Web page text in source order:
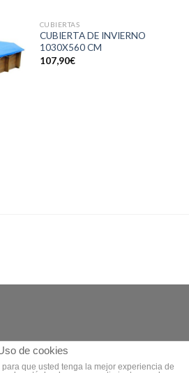
CUBIERTAS
CUBIERTA DE INVIERNO
1030X560 CM
107,90€
de cookies
que usted tenga la mejor experiencia de